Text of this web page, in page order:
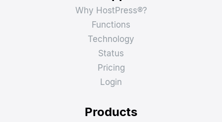
Why HostPress®?
Functions
Technology
Status
Pricing
Login
Products